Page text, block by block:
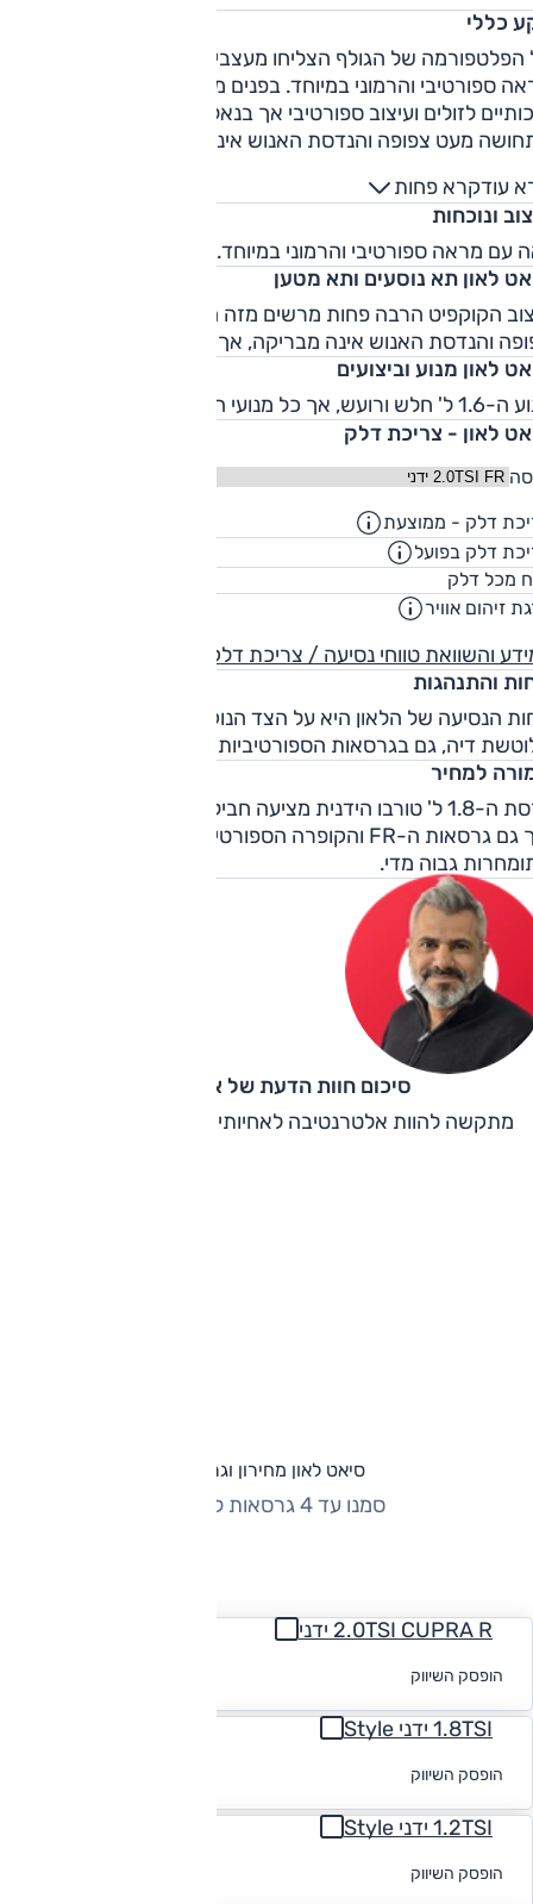
כללי
הפלטפורמה של הגולף הצליחו מעצבי סיאט ליצור מכונית בעלת
מראה ספורטיבי והרמוני במיוחד. בפנים מורגשת הניגודיות בין
לזולים ועיצוב ספורטיבי אך בנאלי - ביחס לצורה החיצונית.
הרעש גבוהות מדי. התנהגות הכביש סובלת מעודף תת-היגוי ולא
מאוד כולם.
עודקרא פחות
ונוכחות
עם מראה ספורטיבי והרמוני במיוחד.
לאון תא נוסעים ותא מטען
הקוקפיט הרבה פחות מרשים מזה החיצוני, התחושה מעט
והנדסת האנוש אינה מבריקה, אך האבזור נאה.
לאון מנוע וביצועים
אך כל מנועי הטורבו חזקים ויעילים.
לאון - צריכת דלק
דלק - ממוצעת
דלק בפועל
מכל דלק
זיהום אוויר
והשוואת טווחי נסיעה / צריכת דלק
והתנהגות
הנסיעה של הלאון היא על הצד הנוקשה וההתנהגות אינה
דיה, גם בגרסאות הספורטיביות.
למחיר
גרסת ה-1.8 ל' טורבו הידנית מציעה חבילת ביצועים/תמורה טובה,
וכך גם גרסאות ה-FR והקופרה הספורטיבית. שאר הגרסאות
גבוה מדי.
סיכום חוות הדעת של אוהד אלגוב
מתקשה להוות אלטרנטיבה לאחיותיה היותר מוצלחות מבית.
סיאט לאון מחירון וגרסאות
סמנו עד 4 גרסאות להשוואה
2.0TSI CUPRA R ידני
הופסק השיווק
1.8TSI ידני Style
הופסק השיווק
1.2TSI ידני Style
הופסק השיווק